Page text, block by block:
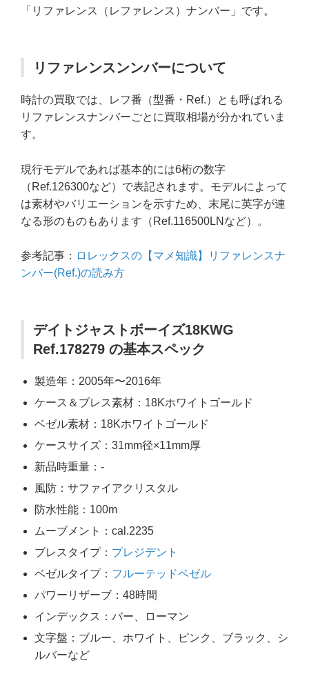
「リファレンス（レファレンス）ナンバー」です。
リファレンスンンバーについて
時計の買取では、レフ番（型番・Ref.）とも呼ばれる
リファレンスナンバーごとに買取相場が分かれていま
す。
現行モデルであれば基本的には6桁の数字
（Ref.126300など）で表記されます。モデルによって
は素材やバリエーションを示すため、末尾に英字が連
なる形のものもあります（Ref.116500LNなど）。
参考記事： ロレックスの【マメ知識】リファレンスナ
ンバー(Ref.)の読み方
デイトジャストボーイズ18KWG
Ref.178279 の基本スペック
製造年：2005年〜2016年
ケース＆ブレス素材：18Kホワイトゴールド
ベゼル素材：18Kホワイトゴールド
ケースサイズ：31mm径×11mm厚
新品時重量：-
風防：サファイアクリスタル
防水性能：100m
ムーブメント：cal.2235
ブレスタイプ： プレジデント
ベゼルタイプ： フルーテッドベゼル
パワーリザーブ：48時間
インデックス：バー、ローマン
文字盤：ブルー、ホワイト、ピンク、ブラック、シ
ルバーなど